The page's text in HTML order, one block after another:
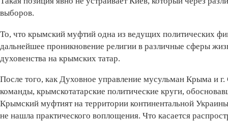
выборов.
То, что крымский муфтий одна из ведущих политических
дальнейшее проникновение религии в различные сферы
духовенства на крымских татар.
После того, как Духовное управление мусульман Крыма и
команды, крымскотатарские политические круги,
Крымский муфтият на территории континентальной
не нашла практического воплощения. Что касается